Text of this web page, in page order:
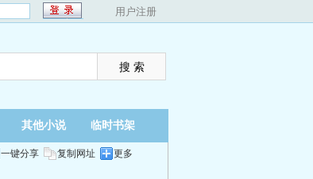
用户注册
其他小说 临时书架
一键分享 复制网址 更多